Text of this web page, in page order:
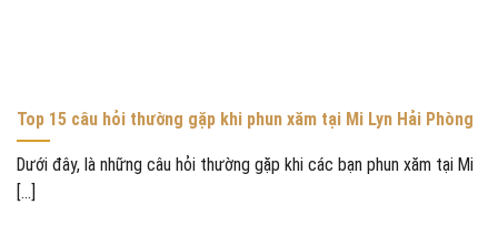
Top 15 câu hỏi thường gặp khi phun xăm tại Mi Lyn Hải Phòng
Dưới đây, là những câu hỏi thường gặp khi các bạn phun xăm tại Mi
[...]